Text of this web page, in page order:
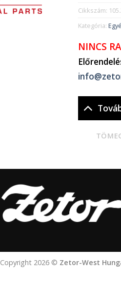
Cikkszám:
Kategória:
NINCS
Copyright 2026 © Zetor-West